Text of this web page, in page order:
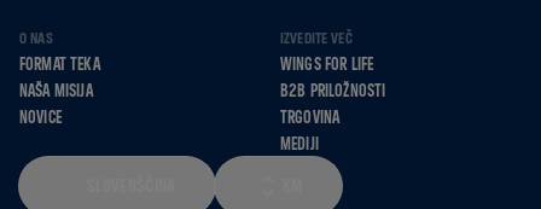
O NAS
FORMAT TEKA
NAŠA MISIJA
NOVICE
IZVEDITE VEČ
WINGS FOR LIFE
B2B PRILOŽNOSTI
TRGOVINA
MEDIJI